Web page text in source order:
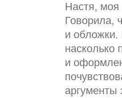
Настя, моя
Говорила,
и
насколько
и
аргументы